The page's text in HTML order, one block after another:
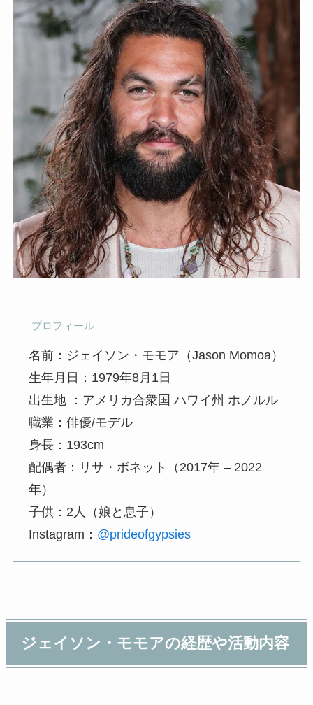
プロフィール
名前：ジェイソン・モモア（Jason Momoa）
生年月日：1979年8月1日
出生地 ：アメリカ合衆国 ハワイ州 ホノルル
職業：俳優/モデル
身長：193cm
配偶者：リサ・ボネット（2017年 – 2022
年）
子供：2人（娘と息子）
Instagram： @prideofgypsies
ジェイソン・モモアの経歴や活動内容